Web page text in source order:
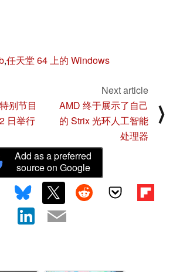
,任天堂 64 上的 Windows
别节目
日举行
Next article
AMD 终于展示了自己
的 Strix 光环人工智能
处理器
⟩
Add as a preferred
source on Google